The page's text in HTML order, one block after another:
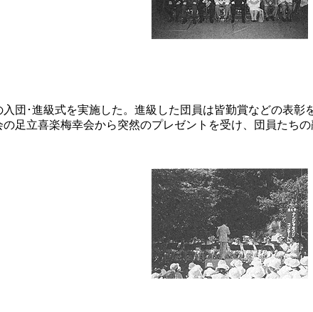
団･進級式を実施した。進級した団員は皆勤賞などの表彰
足立喜楽梅幸会から突然のプレゼントを受け、団員たちの